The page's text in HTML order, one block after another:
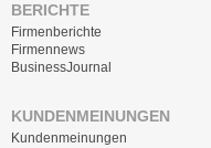
BERICHTE
Firmenberichte
Firmennews
BusinessJournal
KUNDENMEINUNGEN
Kundenmeinungen